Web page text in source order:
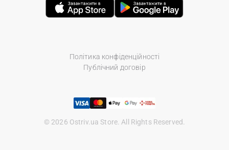
Політика конфіденційності
Публічний договір
© 2026 Ostriv.ua Store. All Rights Reserved.